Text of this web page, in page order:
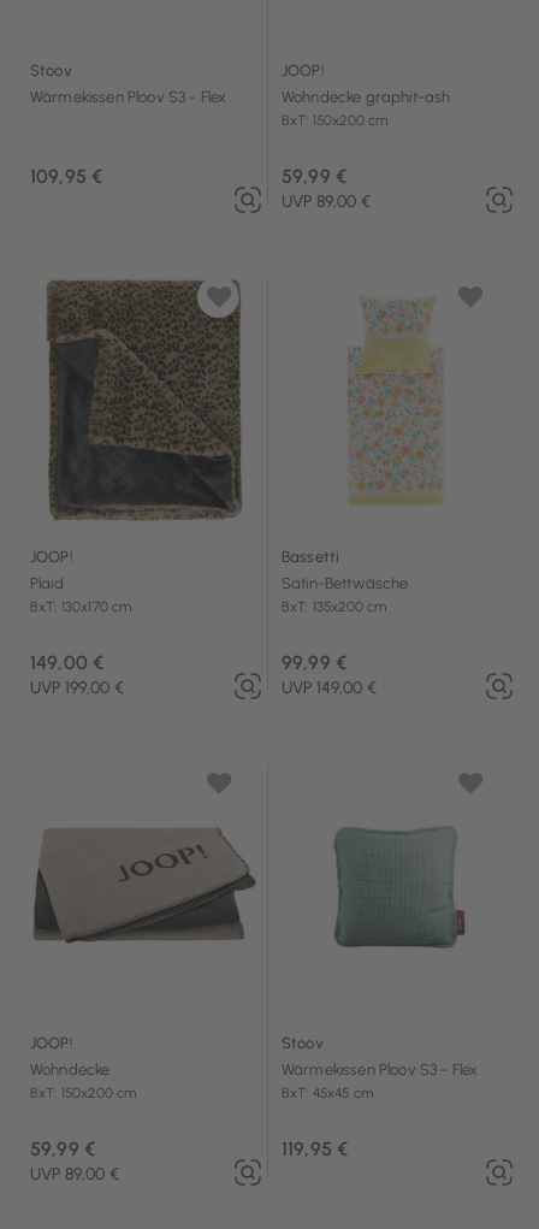
Stoov
Wärmekissen Ploov S3 - Flex
109,95 €
JOOP!
Wohndecke graphit-ash
BxT: 150x200 cm
59,99 €
UVP 89,00 €
JOOP!
Plaid
BxT: 130x170 cm
149,00 €
UVP 199,00 €
Bassetti
Satin-Bettwäsche
BxT: 135x200 cm
99,99 €
UVP 149,00 €
JOOP!
Wohndecke
BxT: 150x200 cm
59,99 €
UVP 89,00 €
Stoov
Wärmekissen Ploov S3 - Flex
BxT: 45x45 cm
119,95 €